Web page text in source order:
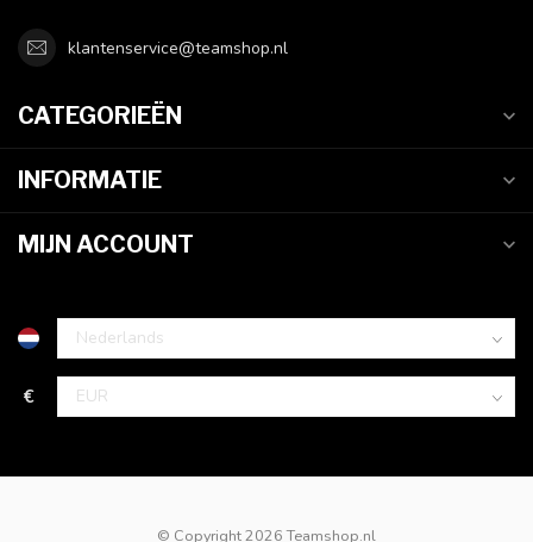
klantenservice@teamshop.nl
CATEGORIEËN
INFORMATIE
MIJN ACCOUNT
€
© Copyright 2026 Teamshop.nl